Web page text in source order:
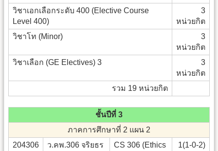
วิชาเอกเลือกระดับ 400 (Elective Course
Level 400)
3
หน่วยกิต
วิชาโท (Minor)
3
หน่วยกิต
วิชาเลือก (GE Electives) 3
3
หน่วยกิต
รวม 19 หน่วยกิต
ชั้นปีที่ 3
ภาคการศึกษาที่ 2 แผน 2
204306
ว.คพ.306 จริยธร
CS 306 (Ethics
1(1-0-2)